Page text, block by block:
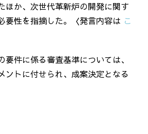
ほか、次世代革新炉の開発に関す
要性を指摘した。〈発言内容は こ
件に係る審査基準については、
ントに付せられ、成案決定となる